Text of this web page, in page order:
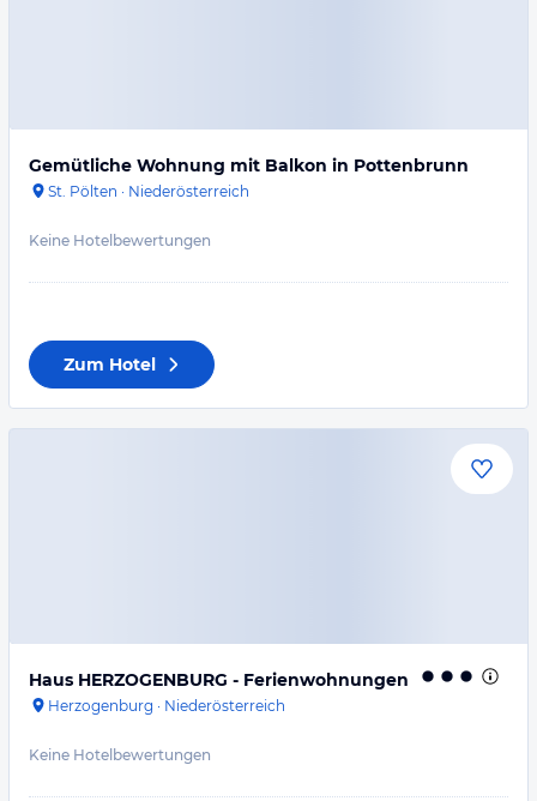
Gemütliche Wohnung mit Balkon in Pottenbrunn
St. Pölten · Niederösterreich
Keine Hotelbewertungen
Zum Hotel
Haus HERZOGENBURG - Ferienwohnungen
Herzogenburg · Niederösterreich
Keine Hotelbewertungen